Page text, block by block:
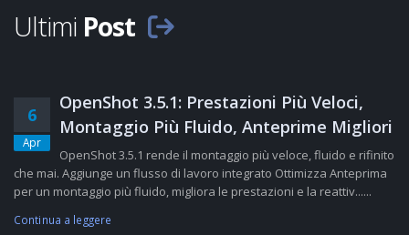
Ultimi Post
6
Apr
OpenShot 3.5.1: Prestazioni Più Veloci,
Montaggio Più Fluido, Anteprime Migliori
OpenShot 3.5.1 rende il montaggio più veloce, fluido e rifinito
che mai. Aggiunge un flusso di lavoro integrato Ottimizza Anteprima
per un montaggio più fluido, migliora le prestazioni e la reattiv......
Continua a leggere